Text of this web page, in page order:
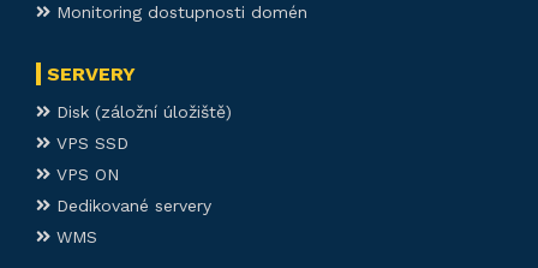
Monitoring dostupnosti domén
SERVERY
Disk (záložní úložiště)
VPS SSD
VPS ON
Dedikované servery
WMS